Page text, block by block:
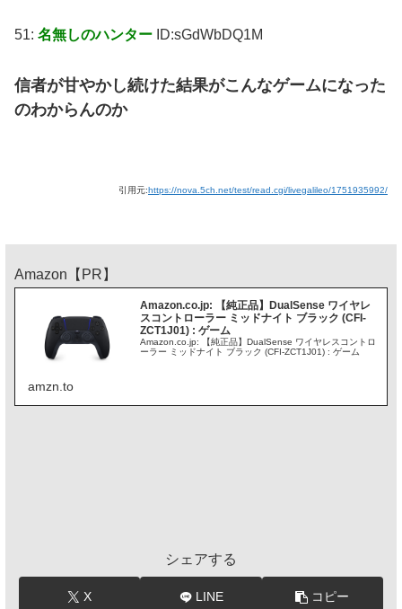
51: 名無しのハンター ID:sGdWbDQ1M
信者が甘やかし続けた結果がこんなゲームになった
のわからんのか
引用元:https://nova.5ch.net/test/read.cgi/livegalileo/1751935992/
Amazon【PR】
Amazon.co.jp: 【純正品】DualSense ワイヤレ
スコントローラー ミッドナイト ブラック (CFI-
ZCT1J01) : ゲーム
Amazon.co.jp: 【純正品】DualSense ワイヤレスコントロ
ーラー ミッドナイト ブラック (CFI-ZCT1J01) : ゲーム
amzn.to
シェアする
X LINE コピー